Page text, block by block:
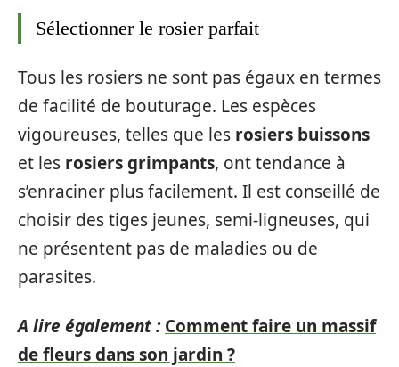
Sélectionner le rosier parfait
Tous les rosiers ne sont pas égaux en termes
de facilité de bouturage. Les espèces
vigoureuses, telles que les rosiers buissons
et les rosiers grimpants, ont tendance à
s’enraciner plus facilement. Il est conseillé de
choisir des tiges jeunes, semi-ligneuses, qui
ne présentent pas de maladies ou de
parasites.
A lire également : Comment faire un massif
de fleurs dans son jardin ?